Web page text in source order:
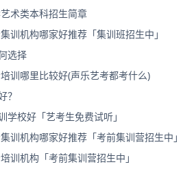
术类本科招生简章
训机构哪家好推荐「集训班招生中」
选择
训哪里比较好(声乐艺考都考什么)
？
学校好「艺考生免费试听」
训机构哪家好推荐「考前集训营招生中」
训机构「考前集训营招生中」